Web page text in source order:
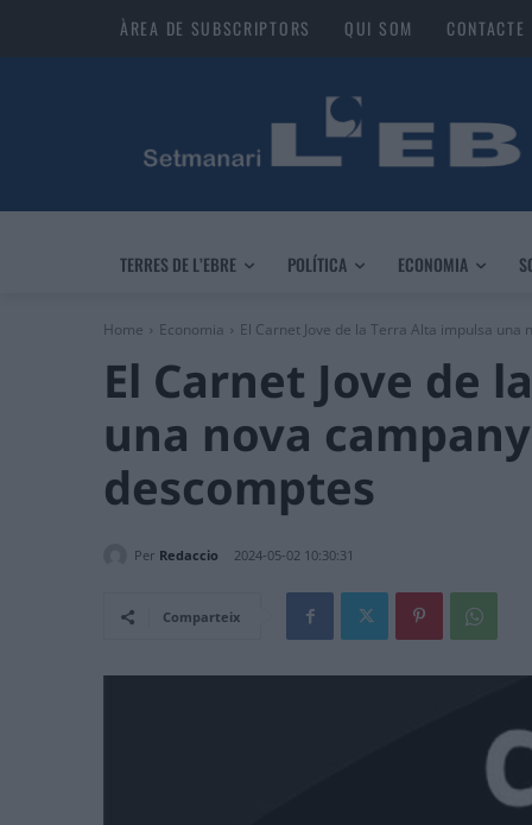
ÀREA DE SUBSCRIPTORS QUI SOM CONTACTE
TERRES DE L’EBRE POLÍTICA ECONOMIA
Home Economia El Carnet Jove de la Terra Alta impulsa una
El Carnet Jove de
una nova
descomptes
Per Redaccio 2024-05-02 10:30:31
Comparteix